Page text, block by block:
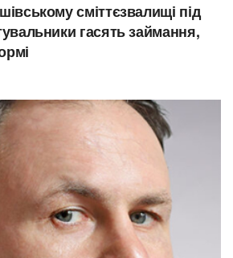
сміттєзвалищі під
гасять займання,